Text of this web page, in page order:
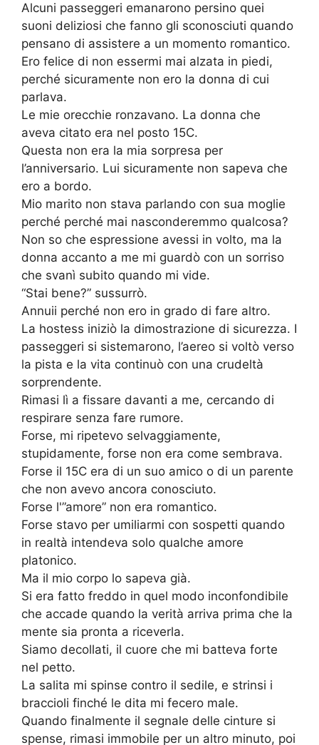
Alcuni passeggeri emanarono persino quei
suoni deliziosi che fanno gli sconosciuti quando
pensano di assistere a un momento romantico.
Ero felice di non essermi mai alzata in piedi,
perché sicuramente non ero la donna di cui
parlava.
Le mie orecchie ronzavano. La donna che
aveva citato era nel posto 15C.
Questa non era la mia sorpresa per
l’anniversario. Lui sicuramente non sapeva che
ero a bordo.
Mio marito non stava parlando con sua moglie
perché perché mai nasconderemmo qualcosa?
Non so che espressione avessi in volto, ma la
donna accanto a me mi guardò con un sorriso
che svanì subito quando mi vide.
“Stai bene?” sussurrò.
Annuii perché non ero in grado di fare altro.
La hostess iniziò la dimostrazione di sicurezza. I
passeggeri si sistemarono, l’aereo si voltò verso
la pista e la vita continuò con una crudeltà
sorprendente.
Rimasi lì a fissare davanti a me, cercando di
respirare senza fare rumore.
Forse, mi ripetevo selvaggiamente,
stupidamente, forse non era come sembrava.
Forse il 15C era di un suo amico o di un parente
che non avevo ancora conosciuto.
Forse l'”amore” non era romantico.
Forse stavo per umiliarmi con sospetti quando
in realtà intendeva solo qualche amore
platonico.
Ma il mio corpo lo sapeva già.
Si era fatto freddo in quel modo inconfondibile
che accade quando la verità arriva prima che la
mente sia pronta a riceverla.
Siamo decollati, il cuore che mi batteva forte
nel petto.
La salita mi spinse contro il sedile, e strinsi i
braccioli finché le dita mi fecero male.
Quando finalmente il segnale delle cinture si
spense, rimasi immobile per un altro minuto, poi